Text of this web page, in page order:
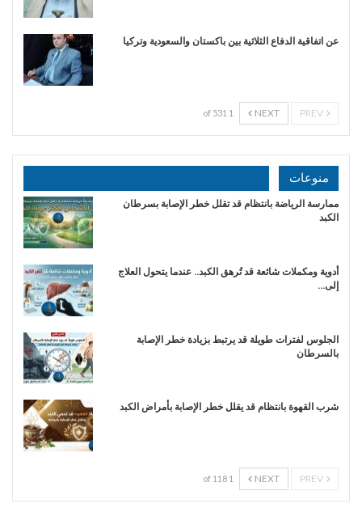
عن اتفاقية الدفاع الثلاثية بين باكستان والسعودية وتركيا
NEXT
1 of 531
منوعات
ممارسة الرياضة بانتظام قد تقلل خطر الإصابة بسرطان
الكبد
أدوية ومكملات شائعة قد تُرهق الكبد.. عندما يتحول العلاج
إلى…
الجلوس لفترات طويلة قد يرتبط بزيادة خطر الإصابة
بالسرطان
شرب القهوة بانتظام قد يقلل خطر الإصابة بأمراض الكبد
NEXT
1 of 118